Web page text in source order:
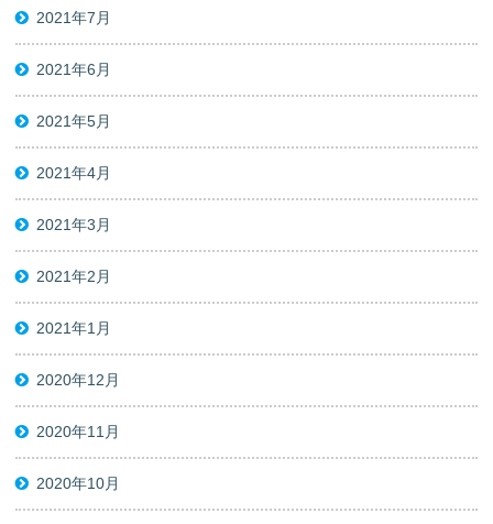
2021年7月
2021年6月
2021年5月
2021年4月
2021年3月
2021年2月
2021年1月
2020年12月
2020年11月
2020年10月